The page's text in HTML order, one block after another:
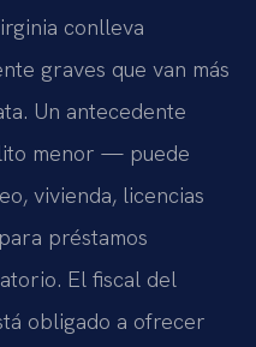
conlleva
graves que van más
Un antecedente
menor — puede
vivienda, licencias
préstamos
El fiscal del
obligado a ofrecer